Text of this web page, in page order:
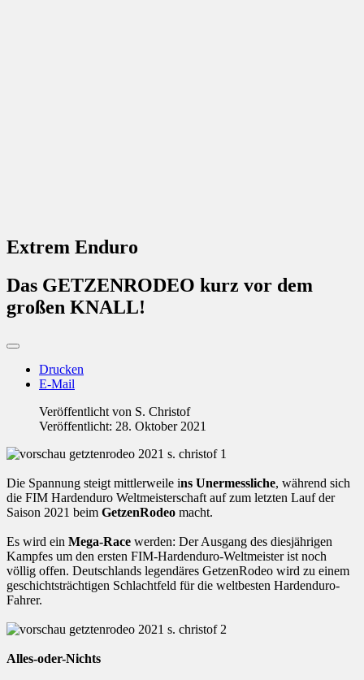
Extrem Enduro
Das GETZENRODEO kurz vor dem
großen KNALL!
Drucken
E-Mail
Veröffentlicht von S. Christof
Veröffentlicht: 28. Oktober 2021
Die Spannung steigt mittlerweile ins Unermessliche, während sich
die FIM Hardenduro Weltmeisterschaft auf zum letzten Lauf der
Saison 2021 beim GetzenRodeo macht.
Es wird ein Mega-Race werden: Der Ausgang des diesjährigen
Kampfes um den ersten FIM-Hardenduro-Weltmeister ist noch
völlig offen. Deutschlands legendäres GetzenRodeo wird zu einem
geschichtsträchtigen Schlachtfeld für die weltbesten Hardenduro-
Fahrer.
Alles-oder-Nichts